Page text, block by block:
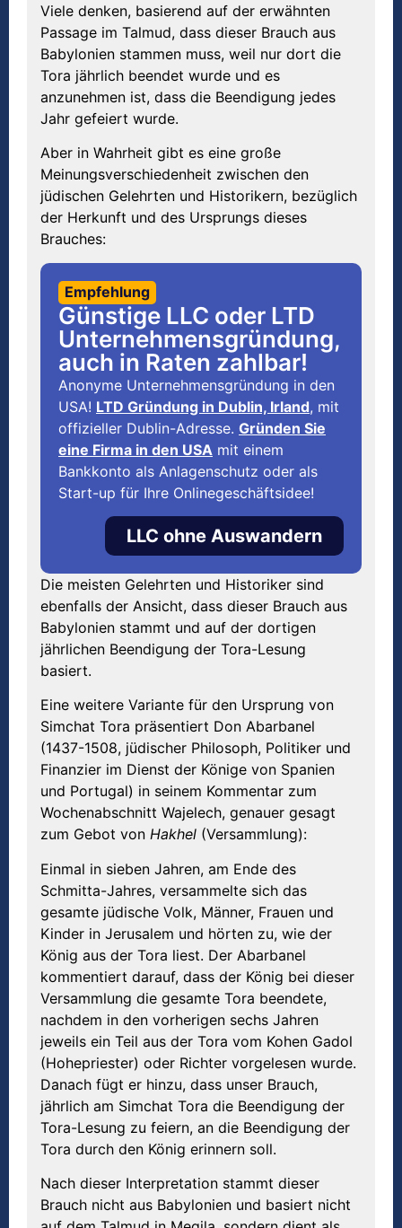
Viele denken, basierend auf der erwähnten
Passage im Talmud, dass dieser Brauch aus
Babylonien stammen muss, weil nur dort die
Tora jährlich beendet wurde und es
anzunehmen ist, dass die Beendigung jedes
Jahr gefeiert wurde.
Aber in Wahrheit gibt es eine große
Meinungsverschiedenheit zwischen den
jüdischen Gelehrten und Historikern, bezüglich
der Herkunft und des Ursprungs dieses
Brauches:
Empfehlung
Günstige LLC oder LTD
Unternehmensgründung,
auch in Raten zahlbar!
Anonyme Unternehmensgründung in den
USA! LTD Gründung in Dublin, Irland, mit
offizieller Dublin-Adresse. Gründen Sie
eine Firma in den USA mit einem
Bankkonto als Anlagenschutz oder als
Start-up für Ihre Onlinegeschäftsidee!
LLC ohne Auswandern
Die meisten Gelehrten und Historiker sind
ebenfalls der Ansicht, dass dieser Brauch aus
Babylonien stammt und auf der dortigen
jährlichen Beendigung der Tora-Lesung
basiert.
Eine weitere Variante für den Ursprung von
Simchat Tora präsentiert Don Abarbanel
(1437-1508, jüdischer Philosoph, Politiker und
Finanzier im Dienst der Könige von Spanien
und Portugal) in seinem Kommentar zum
Wochenabschnitt Wajelech, genauer gesagt
zum Gebot von Hakhel (Versammlung):
Einmal in sieben Jahren, am Ende des
Schmitta-Jahres, versammelte sich das
gesamte jüdische Volk, Männer, Frauen und
Kinder in Jerusalem und hörten zu, wie der
König aus der Tora liest. Der Abarbanel
kommentiert darauf, dass der König bei dieser
Versammlung die gesamte Tora beendete,
nachdem in den vorherigen sechs Jahren
jeweils ein Teil aus der Tora vom Kohen Gadol
(Hohepriester) oder Richter vorgelesen wurde.
Danach fügt er hinzu, dass unser Brauch,
jährlich am Simchat Tora die Beendigung der
Tora-Lesung zu feiern, an die Beendigung der
Tora durch den König erinnern soll.
Nach dieser Interpretation stammt dieser
Brauch nicht aus Babylonien und basiert nicht